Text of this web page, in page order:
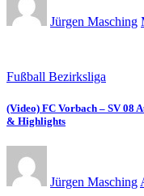
Jürgen Masching
Fußball Bezirksliga
(Video) FC Vorbach – SV 08
& Highlights
Jürgen Masching